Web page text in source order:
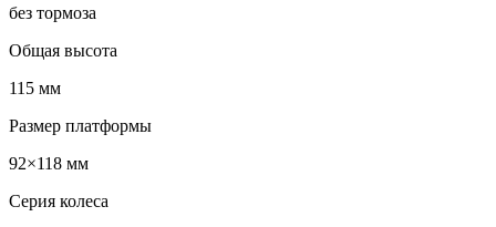
без тормоза
Общая высота
115 мм
Размер платформы
92×118 мм
Серия колеса